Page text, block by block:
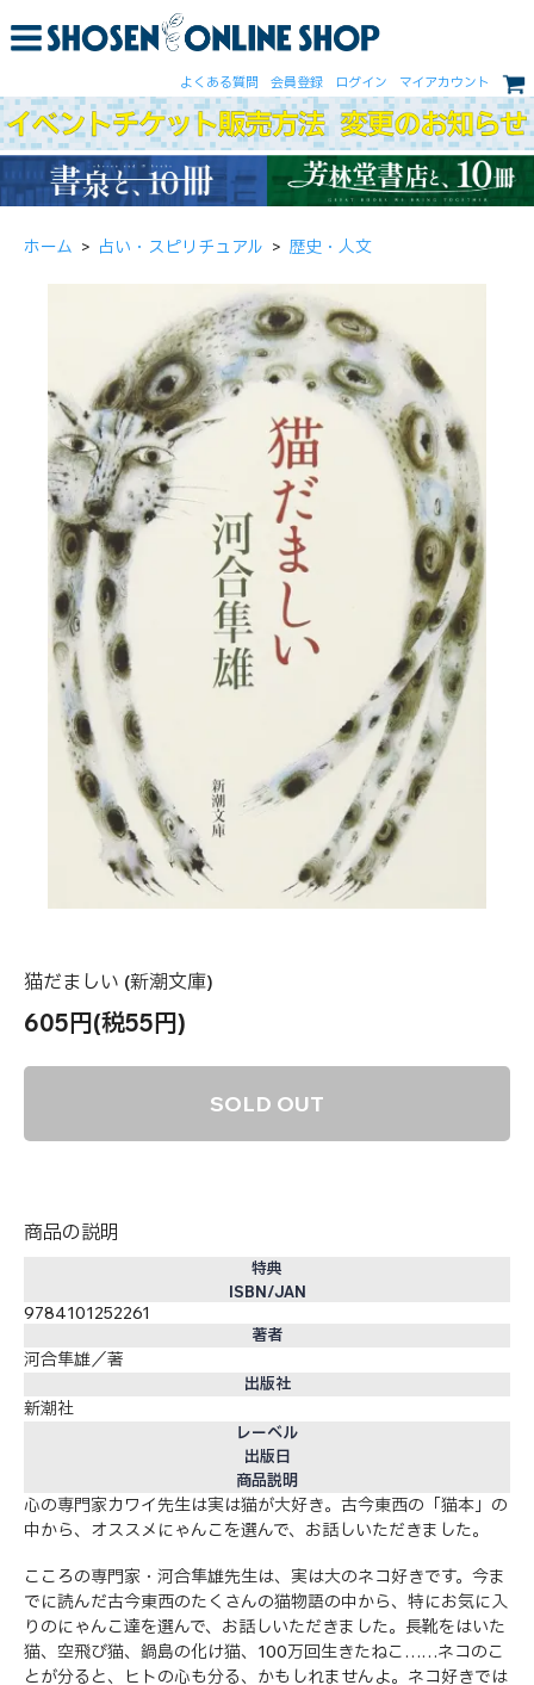
よくある質問 会員登録 ログイン マイアカウント
ホーム > 占い・スピリチュアル > 歴史・人文
猫だましい (新潮文庫)
605円(税55円)
SOLD OUT
商品の説明
特典
ISBN/JAN
9784101252261
著者
河合隼雄／著
出版社
新潮社
レーベル
出版日
商品説明
心の専門家カワイ先生は実は猫が大好き。古今東西の「猫本」の
中から、オススメにゃんこを選んで、お話しいただきました。
こころの専門家・河合隼雄先生は、実は大のネコ好きです。今ま
でに読んだ古今東西のたくさんの猫物語の中から、特にお気に入
りのにゃんこ達を選んで、お話しいただきました。長靴をはいた
猫、空飛び猫、鍋島の化け猫、100万回生きたねこ……ネコのこ
とが分ると、ヒトの心も分る、かもしれませんよ。ネコ好きでは